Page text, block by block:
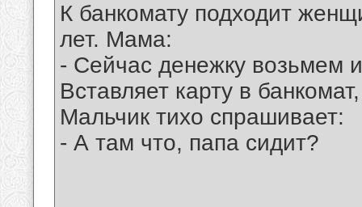
К банкомату подходит
лет. Мама:
- Сейчас денежку возьмем
Вставляет карту в
Мальчик тихо спрашивает:
- А там что, папа сидит?